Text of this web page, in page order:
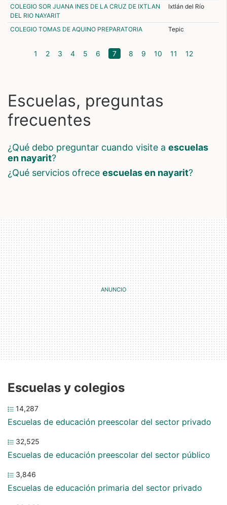
COLEGIO SOR JUANA INES DE LA CRUZ DE IXTLAN
DEL RIO NAYARIT
Ixtlán del Río
COLEGIO TOMAS DE AQUINO PREPARATORIA Tepic
1 2 3 4 5 6 7(current)
8 9 10 11 12
Escuelas, preguntas
frecuentes
¿qué debo preguntar cuando visite a escuelas
en nayarit?
¿qué servicios ofrece escuelas en nayarit?
Escuelas y colegios
14,287
Escuelas de educación preescolar del sector privado
32,525
Escuelas de educación preescolar del sector público
3,846
Escuelas de educación primaria del sector privado